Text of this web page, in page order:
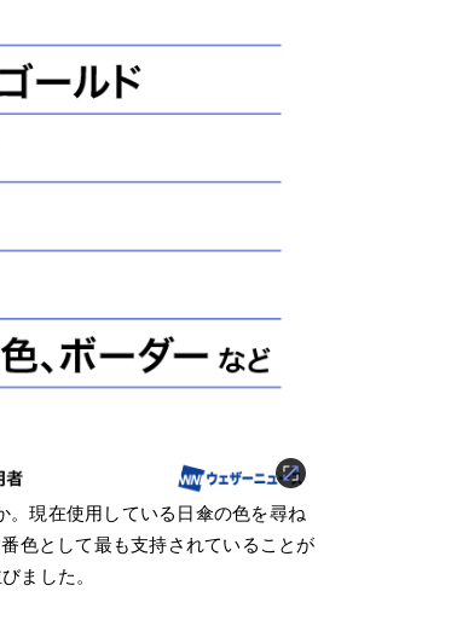
。現在使用している日傘の色を尋ね
色として最も支持されていることが
ました。